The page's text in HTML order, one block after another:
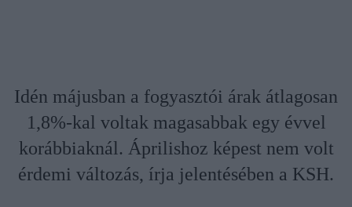
Idén májusban a fogyasztói árak átlagosan
1,8%-kal voltak magasabbak egy évvel
korábbiaknál. Áprilishoz képest nem volt
érdemi változás, írja jelentésében a KSH.